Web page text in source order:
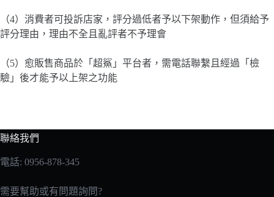
（4）消費者可投訴店家，評分過低者予以下架動作，但須給予
評分理由，理由不全且亂評者不予理會
（5）愈販售商品於「超鯊」平台者，需電話聯繫且經過「檢
驗」後才能予以上架之功能
聯絡我們
電話: 0956-878-345
需要幫助或有問題詢問?